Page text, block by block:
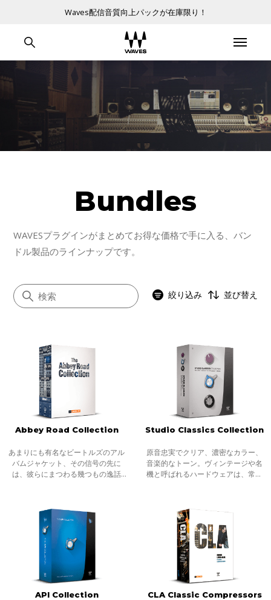
Waves配信音質向上パックが在庫限り！
Bundles
WAVESプラグインがまとめてお得な価格で手に入る、バン
ドル製品のラインナップです。
すべて
アナログモデリング
シグネイチャー
ノイズリダクション
インストゥルメント
Abbey Road
SSL 4000
絞り込み 並び替え
Abbey Road Collection
あまりにも有名なビートルズのアル
バムジャケット、その信号の先に
は、彼らにまつわる幾つもの逸話
す。音楽に伝説はつきものですか、
21世紀の音楽、
Studio Classics Collection
原音忠実でクリア、濃密なカラー、
音楽的なトーン。ヴィンテージや名
機と呼ばれるハードウェアは、常に
いずれにも共通するのは、こうした
API Collection CLA Classic Compressors